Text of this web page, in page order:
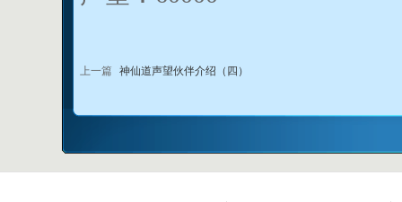
上一篇 神仙道声望伙伴介绍（四）